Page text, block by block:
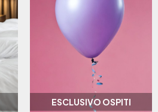
ESCLUSIVO OSPITI